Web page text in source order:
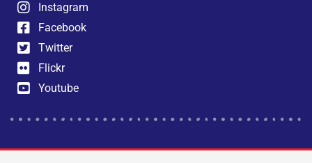
Instagram
Facebook
Twitter
Flickr
Youtube